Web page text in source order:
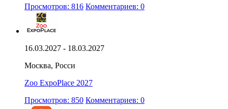
Просмотров: 816 Комментариев: 0
16.03.2027 - 18.03.2027
Москва, Росси
Zoo ExpoPlace 2027
Просмотров: 850 Комментариев: 0